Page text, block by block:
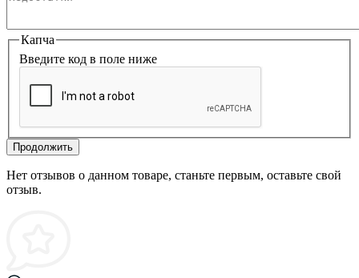
Капча
Введите код в поле ниже
Продолжить
Нет отзывов о данном товаре, станьте первым, оставьте свой
отзыв.